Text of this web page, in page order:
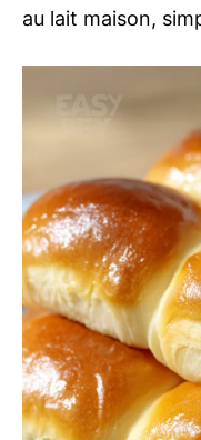
au lait maison,